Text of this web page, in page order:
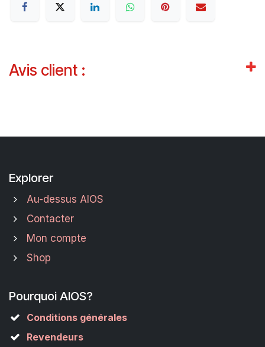
Avis client :
Explorer
Au-dessus AIOS
Contacter
Mon compte
Shop
Pourquoi AIOS?
Conditions générales
Revendeurs